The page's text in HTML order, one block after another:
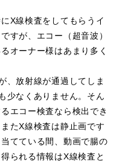
X線検査をしてもらうイ
すが、エコー（超音波）
オーナー様はあまり多く
、放射線が通過してしま
少なくありません。そん
エコー検査なら検出でき
たX線検査は静止画です
てている間、動画で腸の
られる情報はX線検査と